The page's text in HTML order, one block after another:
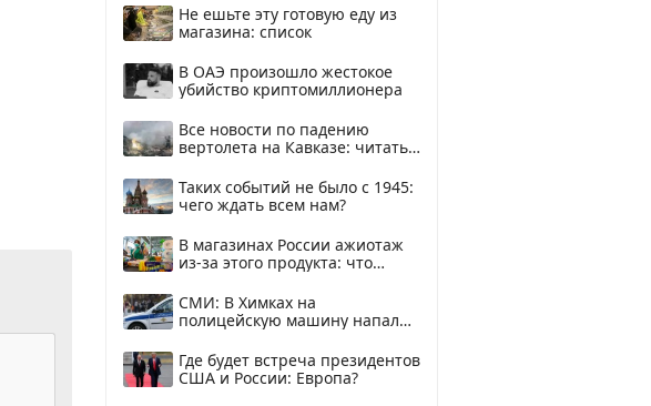
Не ешьте эту готовую еду из
магазина: список
В ОАЭ произошло жестокое
убийство криптомиллионера
Все новости по падению
вертолета на Кавказе: читать
Таких событий не было с 1945:
чего ждать всем нам?
В магазинах России ажиотаж
из-за этого продукта: что
СМИ: В Химках на
полицейскую машину напали
Где будет встреча президентов
США и России: Европа?